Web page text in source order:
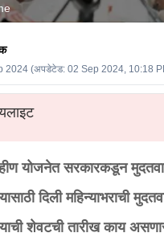
2024(अपडेटेड: 02 Sep 2024, 10:18
योजनेत सरकारकडून
दिली महिन्याभराची
शेवटची तारीख काय